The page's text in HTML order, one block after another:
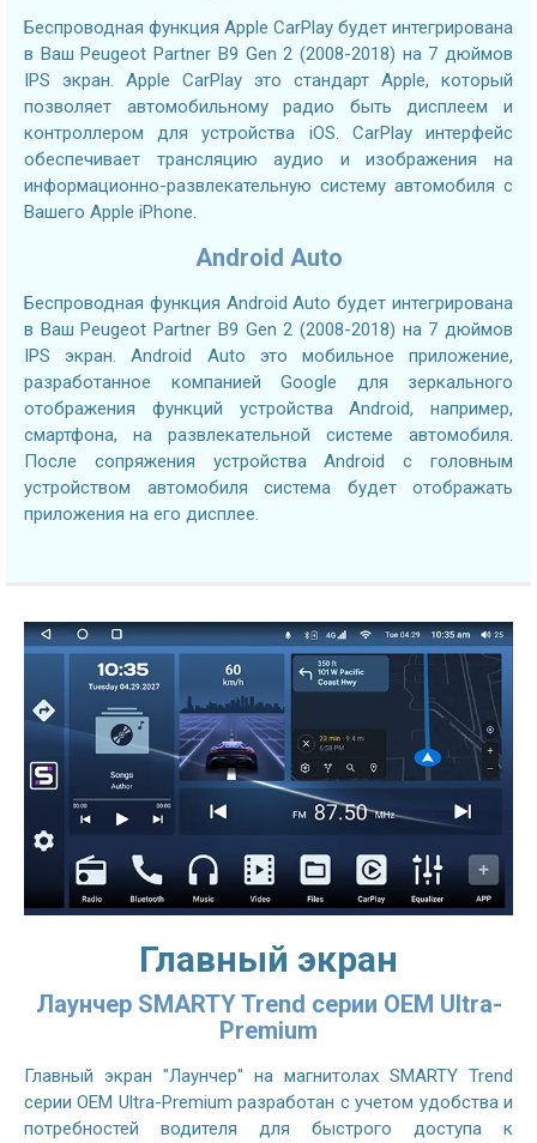
Беспроводная функция Apple CarPlay будет интегрирована
в Ваш Peugeot Partner B9 Gen 2 (2008-2018) на 7 дюймов
IPS экран. Apple CarPlay это стандарт Apple, который
позволяет автомобильному радио быть дисплеем и
контроллером для устройства iOS. CarPlay интерфейс
обеспечивает трансляцию аудио и изображения на
информационно-развлекательную систему автомобиля с
Вашего Apple iPhone.
Android Auto
Беспроводная функция Android Auto будет интегрирована
в Ваш Peugeot Partner B9 Gen 2 (2008-2018) на 7 дюймов
IPS экран. Android Auto это мобильное приложение,
разработанное компанией Google для зеркального
отображения функций устройства Android, например,
смартфона, на развлекательной системе автомобиля.
После сопряжения устройства Android с головным
устройством автомобиля система будет отображать
приложения на его дисплее.
Главный экран
Лаунчер SMARTY Trend серии OEM Ultra-
Premium
Главный экран "Лаунчер" на магнитолах SMARTY Trend
серии OEM Ultra-Premium разработан с учетом удобства и
потребностей водителя для быстрого доступа к